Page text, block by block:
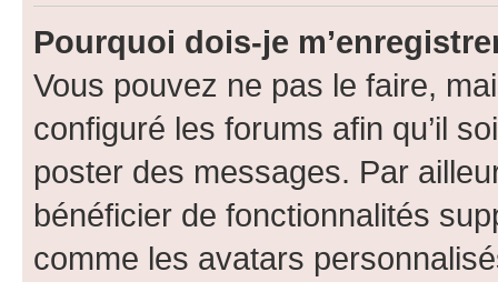
Pourquoi dois-je
Vous pouvez ne pas le faire,
configuré les forums afin qu’il
poster des messages. Par
bénéficier de fonctionnalités
comme les avatars